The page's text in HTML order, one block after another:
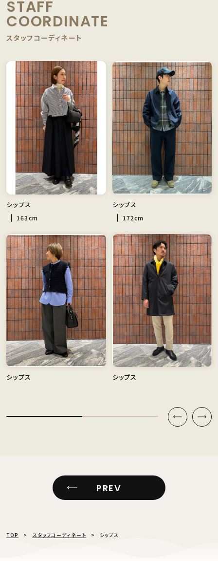
STAFF
COORDINATE
スタッフコーディネート
シップス
163cm
シップス
172cm
シップス シップス
PREV
TOP スタッフコーディネート シップス